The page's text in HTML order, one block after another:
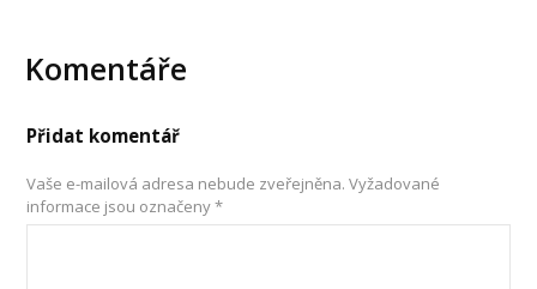
Komentáře
Přidat komentář
Vaše e-mailová adresa nebude zveřejněna. Vyžadované
informace jsou označeny*